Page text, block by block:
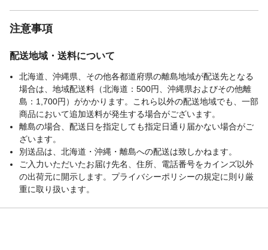
注意事項
配送地域・送料について
北海道、沖縄県、その他各都道府県の離島地域が配送先となる
場合は、地域配送料（北海道：500円、沖縄県およびその他離
島：1,700円）がかかります。これら以外の配送地域でも、一部
商品において追加送料が発生する場合がございます。
離島の場合、配送日を指定しても指定日通り届かない場合がご
ざいます。
別送品は、北海道・沖縄・離島への配送は致しかねます。
ご入力いただいたお届け先名、住所、電話番号をカインズ以外
の出荷元に開示します。プライバシーポリシーの規定に則り厳
重に取り扱います。